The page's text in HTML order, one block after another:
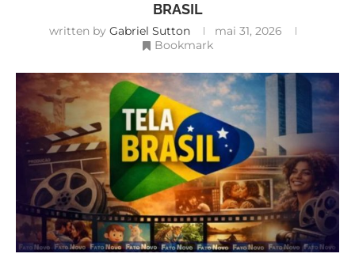
BRASIL
written by Gabriel Sutton
mai 31, 2026
Bookmark